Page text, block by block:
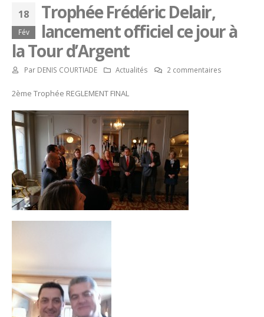
18
Fév
Trophée Frédéric Delair,
lancement officiel ce jour à
la Tour d’Argent
Par DENIS COURTIADE Actualités 2 commentaires
2ème Trophée REGLEMENT FINAL